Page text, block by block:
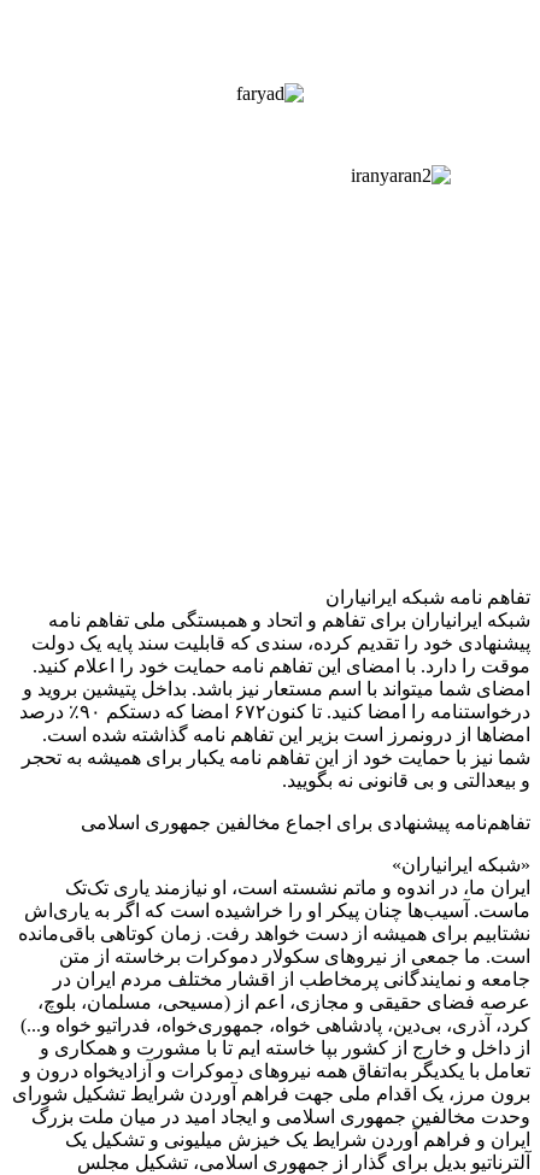
تفاهم نامه شبکه ایرانیاران
شبکه ایرانیاران برای تفاهم و اتحاد و همبستگی ملی تفاهم نامه
پیشنهادی خود را تقدیم کرده، سندی که قابلیت سند پایه یک دولت
موقت را دارد. با امضای این تفاهم نامه حمایت خود را اعلام کنید.
امضای شما میتواند با اسم مستعار نیز باشد. بداخل پتیشین بروید و
درخواستنامه را امضا کنید. تا کنون۶۷۲ امضا که دستکم ۹۰٪ درصد
امضاها از درونمرز است بزیر این تفاهم نامه گذاشته شده است.
شما نیز با حمایت خود از این تفاهم نامه یکبار برای همیشه به تحجر
و بیعدالتی و بی قانونی نه بگویید.
تفاهم‌نامه پیشنهادی برای اجماع مخالفین جمهوری اسلامی
«شبکه ایرانیاران»
ایران ما، در اندوه و ماتم نشسته است، او نیازمند یاری تک‌تک
ماست. آسیب‌ها چنان پیکر او را خراشیده است که اگر به یاری‌اش
نشتابیم برای همیشه از دست خواهد رفت. زمان کوتاهی باقی‌مانده
است. ما جمعی از نیروهای سکولار دموکرات برخاسته از متن
جامعه و نمایندگانی پرمخاطب از اقشار مختلف مردم ایران در
عرصه فضای حقیقی و مجازی، اعم از (مسیحی، مسلمان، بلوچ،
کرد، آذری، بی‌دین، پادشاهی خواه، جمهوری‌خواه، فدراتیو خواه و...)
از داخل و خارج از کشور بپا خاسته ایم تا با مشورت و همکاری و
تعامل با یکدیگر به‌اتفاق همه نیروهای دموکرات و آزادیخواه درون و
برون مرز، یک اقدام ملی جهت فراهم آوردن شرایط تشکیل شورای
وحدت مخالفین جمهوری اسلامی و ایجاد امید در میان ملت بزرگ
ایران و فراهم آوردن شرایط یک خیزش میلیونی و تشکیل یک
آلترناتیو بدیل برای گذار از جمهوری اسلامی، تشکیل مجلس